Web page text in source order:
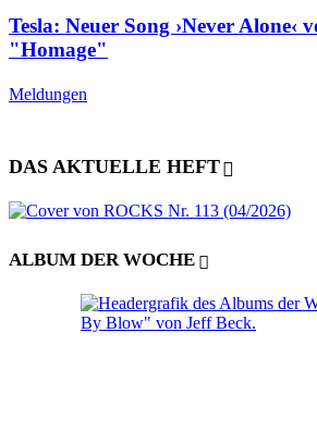
Tesla: Neuer Song ›Never Alone‹
"Homage"
Meldungen
DAS AKTUELLE HEFT
ALBUM DER WOCHE